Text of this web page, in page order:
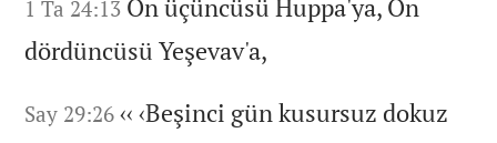
1 Ta 24:13 On üçüncüsü Huppa'ya, On
dördüncüsü Yeşevav'a,
Say 29:26 ‹‹ ‹Beşinci gün kusursuz dokuz